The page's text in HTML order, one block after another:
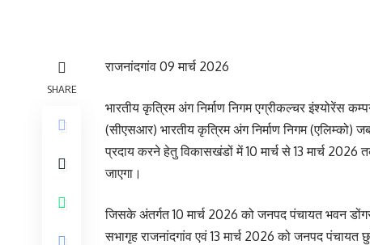
SHARE
राजनांदगांव 09 मार्च 2026
भारतीय कृत्रिम अंग निर्माण निगम एग्रीकल्चर इंश्योरेंस
(सीएसआर) भारतीय कृत्रिम अंग निर्माण निगम (एलिम्को)
प्रदाय करने हेतु विकासखंडों में 10 मार्च से 13 मार्च
जाएगा।
जिसके अंतर्गत 10 मार्च 2026 को जनपद पंचायत भवन
सभागृह राजनांदगांव एवं 13 मार्च 2026 को जनपद पंचायत